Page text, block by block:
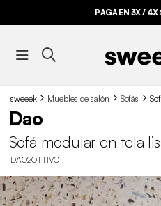
PAGA EN 3X / 4X
sweeek Muebles de salón Sofás
Dao
Sofá modular en tela
IDAO2OTTIVO